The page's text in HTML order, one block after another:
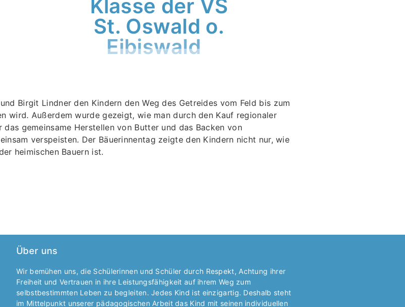
Klasse der VS
St. Oswald o.
Eibiswald
Birgit Lindner den Kindern den Weg des Getreides vom Feld bis zum
wird. Außerdem wurde gezeigt, wie man durch den Kauf regionaler
gemeinsame Herstellen von Butter und das Backen von
verspeisten. Der Bäuerinnentag zeigte den Kindern nicht nur, wie
heimischen Bauern ist.
Über uns
Wir bemühen uns, die Schülerinnen und Schüler durch Respekt, Achtung ihrer
Freiheit und Vertrauen in ihre Leistungsfähigkeit auf ihrem Weg zum
selbstbestimmten Leben zu begleiten. Jedes Kind ist einzigartig. Deshalb steht
im Mittelpunkt unserer pädagogischen Arbeit das Kind mit seinen individuellen